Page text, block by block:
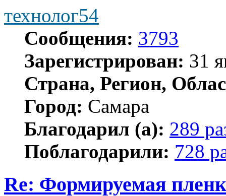
технолог54
Сообщения: 3793
Зарегистрирован: 31
Страна, Регион,
Город: Самара
Благодарил (а): 289
Поблагодарили: 728
Re: Формируемая